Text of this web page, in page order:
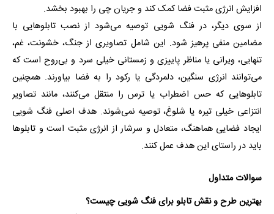
افزایش انرژی مثبت فضا کمک کند و جریان چی را بهبود بخشد.
از سوی دیگر، در فنگ شویی توصیه می‌شود از نصب تابلوهایی با
مضامین منفی پرهیز شود. این شامل تصاویری از جنگ، خشونت، غم،
تنهایی، ویرانی یا مناظر پاییزی و زمستانی خیلی سرد و بی‌روح است که
می‌توانند انرژی سنگین، دلمردگی یا رکود را به فضا بیاورند. همچنین
تابلوهایی که حس اضطراب یا ترس را منتقل می‌کنند، مانند تصاویر
انتزاعی خیلی تیره یا شلوغ، توصیه نمی‌شوند. هدف اصلی فنگ شویی
ایجاد فضایی هماهنگ، متعادل و سرشار از انرژی مثبت است و تابلوها
باید در راستای این هدف عمل کنند.
سوالات متداول
بهترین طرح و نقش تابلو برای فنگ شویی چیست؟